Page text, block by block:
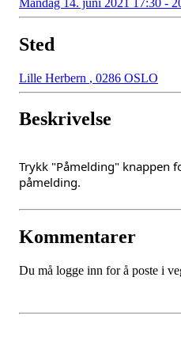
Sted
Lille Herbern , 0286 OSLO
Beskrivelse
Trykk "Påmelding" knappen
påmelding.
Kommentarer
Du må logge inn for å poste i